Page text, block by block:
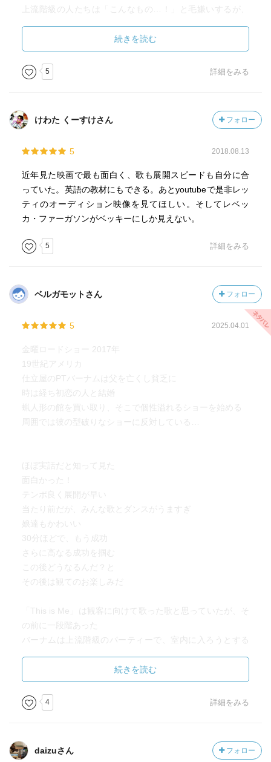
上流階級の人たちは「こんなもの…！」と毛嫌いするが、
金や名声を手に入れたバーナムは、家族を守り通せるの
か？本当の幸せはどこにあるのか？と考えさせられる物
語。
なので楽しめます。
続きを読む
5 詳細をみる
けわた くーすけさん フォロー
5 2018.08.13
近年見た映画で最も面白く、歌も展開スピードも自分に合
っていた。英語の教材にもできる。あとyoutubeで是非レッ
ティのオーディション映像を見てほしい。そしてレベッ
カ・ファーガソンがベッキーにしか見えない。
5 詳細をみる
ベルガモットさん フォロー
5 2025.04.01
金曜ロードショー 2017年
19世紀アメリカ
仕立屋のPTバーナムは父を亡くし貧乏に
時は経ち初恋の人と結婚
蝋人形の館を買い取り、そこで個性溢れるショーを始める
周囲では彼の型破りなショーに反対している…
ほぼ実話だと知って見た
面白かった！
テンポ良く展開が早い
当たり前だが、みんな歌とダンスがうますぎ
娘達もかわいい
30分ほどで、もう成功
さらに高なる成功を掴む
この後どうなるんだ？と
その後は観てのお楽しみだ
「This is Me」は観客に向けて歌った歌と思っていたが、そ
の前に一段階あった
バーナムは上流階級のパーティーで、室内に入ろうとする
「君たちは挨拶しなくていい(来なくていい)」と軽くあしら
う
その気持ちも歌ったものだった
バーナム的にはビジネスチャンスだったが、団員にとって
溝が入るポイントの歌でもあった
続きを読む
4 詳細をみる
daizuさん フォロー